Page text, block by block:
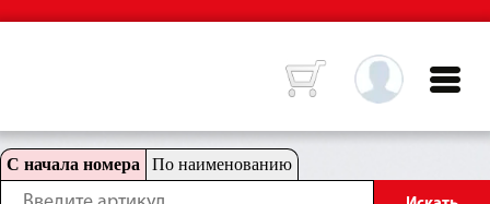
С начала номера По наименованию